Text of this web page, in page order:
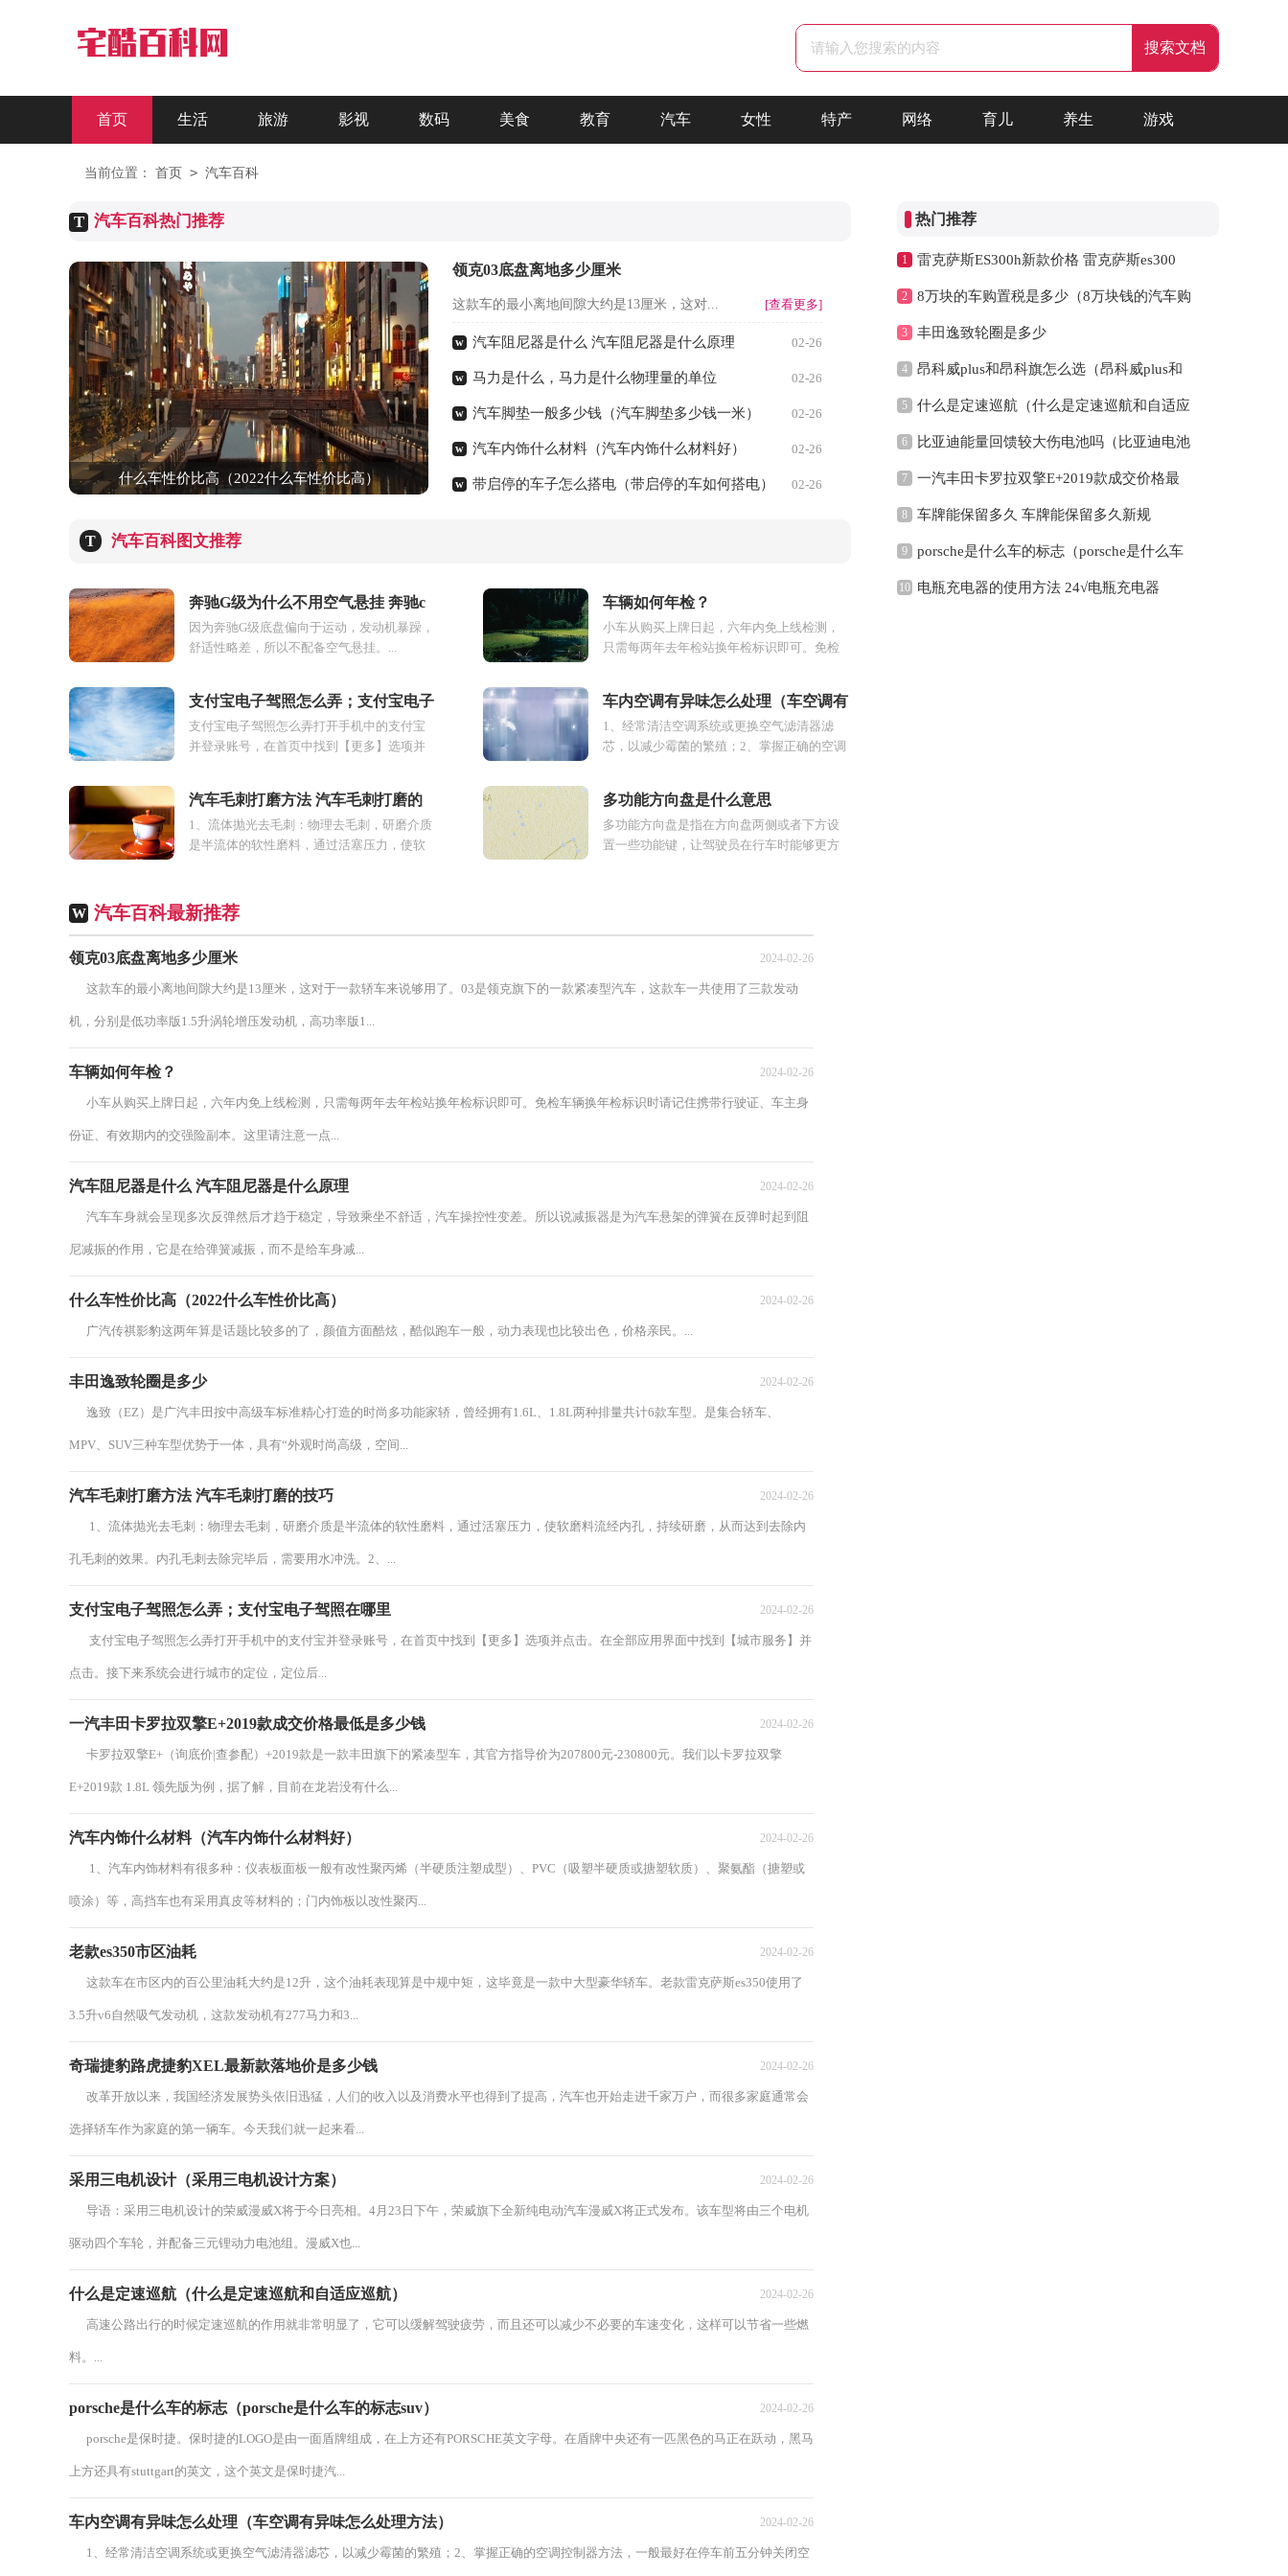
首页 生活 旅游 影视 数码 美食 教育 汽车 女性 特产 网络 育儿 养生 游戏
文化 星座
当前位置： 首页 > 汽车百科
T 汽车百科热门推荐
什么车性价比高（2022什么车性价比高）
领克03底盘离地多少厘米
这款车的最小离地间隙大约是13厘米，这对... [查看更多]
w 汽车阻尼器是什么 汽车阻尼器是什么原理 02-26
w 马力是什么，马力是什么物理量的单位 02-26
w 汽车脚垫一般多少钱（汽车脚垫多少钱一米） 02-26
w 汽车内饰什么材料（汽车内饰什么材料好） 02-26
w 带启停的车子怎么搭电（带启停的车如何搭电） 02-26
T 汽车百科图文推荐
奔驰G级为什么不用空气悬挂 奔驰c
级有空气悬架吗
因为奔驰G级底盘偏向于运动，发动机暴躁，
舒适性略差，所以不配备空气悬挂。...
车辆如何年检？
小车从购买上牌日起，六年内免上线检测，
只需每两年去年检站换年检标识即可。免检
支付宝电子驾照怎么弄；支付宝电子
驾照在哪里
支付宝电子驾照怎么弄打开手机中的支付宝
并登录账号，在首页中找到【更多】选项并
车内空调有异味怎么处理（车空调有
异味怎么处理方法）
1、经常清洁空调系统或更换空气滤清器滤
芯，以减少霉菌的繁殖；2、掌握正确的空调
汽车毛刺打磨方法 汽车毛刺打磨的
技巧
1、流体抛光去毛刺：物理去毛刺，研磨介质
是半流体的软性磨料，通过活塞压力，使软
多功能方向盘是什么意思
多功能方向盘是指在方向盘两侧或者下方设
置一些功能键，让驾驶员在行车时能够更方
W 汽车百科最新推荐
领克03底盘离地多少厘米 2024-02-26
这款车的最小离地间隙大约是13厘米，这对于一款轿车来说够用了。03是领克旗下的一款紧凑型汽车，这款车一共使用了三款发动
机，分别是低功率版1.5升涡轮增压发动机，高功率版1...
车辆如何年检？ 2024-02-26
小车从购买上牌日起，六年内免上线检测，只需每两年去年检站换年检标识即可。免检车辆换年检标识时请记住携带行驶证、车主身
份证、有效期内的交强险副本。这里请注意一点...
汽车阻尼器是什么 汽车阻尼器是什么原理 2024-02-26
汽车车身就会呈现多次反弹然后才趋于稳定，导致乘坐不舒适，汽车操控性变差。所以说减振器是为汽车悬架的弹簧在反弹时起到阻
尼减振的作用，它是在给弹簧减振，而不是给车身减...
什么车性价比高（2022什么车性价比高） 2024-02-26
广汽传祺影豹这两年算是话题比较多的了，颜值方面酷炫，酷似跑车一般，动力表现也比较出色，价格亲民。...
丰田逸致轮圈是多少 2024-02-26
逸致（EZ）是广汽丰田按中高级车标准精心打造的时尚多功能家轿，曾经拥有1.6L、1.8L两种排量共计6款车型。是集合轿车、
MPV、SUV三种车型优势于一体，具有“外观时尚高级，空间...
汽车毛刺打磨方法 汽车毛刺打磨的技巧 2024-02-26
1、流体抛光去毛刺：物理去毛刺，研磨介质是半流体的软性磨料，通过活塞压力，使软磨料流经内孔，持续研磨，从而达到去除内
孔毛刺的效果。内孔毛刺去除完毕后，需要用水冲洗。2、...
支付宝电子驾照怎么弄；支付宝电子驾照在哪里 2024-02-26
支付宝电子驾照怎么弄打开手机中的支付宝并登录账号，在首页中找到【更多】选项并点击。在全部应用界面中找到【城市服务】并
点击。接下来系统会进行城市的定位，定位后...
一汽丰田卡罗拉双擎E+2019款成交价格最低是多少钱 2024-02-26
卡罗拉双擎E+（询底价|查参配）+2019款是一款丰田旗下的紧凑型车，其官方指导价为207800元-230800元。我们以卡罗拉双擎
E+2019款 1.8L 领先版为例，据了解，目前在龙岩没有什么...
汽车内饰什么材料（汽车内饰什么材料好） 2024-02-26
1、汽车内饰材料有很多种：仪表板面板一般有改性聚丙烯（半硬质注塑成型）、PVC（吸塑半硬质或搪塑软质）、聚氨酯（搪塑或
喷涂）等，高挡车也有采用真皮等材料的；门内饰板以改性聚丙...
老款es350市区油耗 2024-02-26
这款车在市区内的百公里油耗大约是12升，这个油耗表现算是中规中矩，这毕竟是一款中大型豪华轿车。老款雷克萨斯es350使用了
3.5升v6自然吸气发动机，这款发动机有277马力和3...
奇瑞捷豹路虎捷豹XEL最新款落地价是多少钱 2024-02-26
改革开放以来，我国经济发展势头依旧迅猛，人们的收入以及消费水平也得到了提高，汽车也开始走进千家万户，而很多家庭通常会
选择轿车作为家庭的第一辆车。今天我们就一起来看...
采用三电机设计（采用三电机设计方案） 2024-02-26
导语：采用三电机设计的荣威漫威X将于今日亮相。4月23日下午，荣威旗下全新纯电动汽车漫威X将正式发布。该车型将由三个电机
驱动四个车轮，并配备三元锂动力电池组。漫威X也...
什么是定速巡航（什么是定速巡航和自适应巡航） 2024-02-26
高速公路出行的时候定速巡航的作用就非常明显了，它可以缓解驾驶疲劳，而且还可以减少不必要的车速变化，这样可以节省一些燃
料。...
porsche是什么车的标志（porsche是什么车的标志suv） 2024-02-26
porsche是保时捷。保时捷的LOGO是由一面盾牌组成，在上方还有PORSCHE英文字母。在盾牌中央还有一匹黑色的马正在跃动，黑马
上方还具有stuttgart的英文，这个英文是保时捷汽...
车内空调有异味怎么处理（车空调有异味怎么处理方法） 2024-02-26
1、经常清洁空调系统或更换空气滤清器滤芯，以减少霉菌的繁殖；2、掌握正确的空调控制器方法，一般最好在停车前五分钟关闭空
热门推荐
1 雷克萨斯ES300h新款价格 雷克萨斯es300
2 8万块的车购置税是多少（8万块钱的汽车购
3 丰田逸致轮圈是多少
4 昂科威plus和昂科旗怎么选（昂科威plus和
5 什么是定速巡航（什么是定速巡航和自适应
6 比亚迪能量回馈较大伤电池吗（比亚迪电池
7 一汽丰田卡罗拉双擎E+2019款成交价格最
8 车牌能保留多久 车牌能保留多久新规
9 porsche是什么车的标志（porsche是什么车
10 电瓶充电器的使用方法 24√电瓶充电器